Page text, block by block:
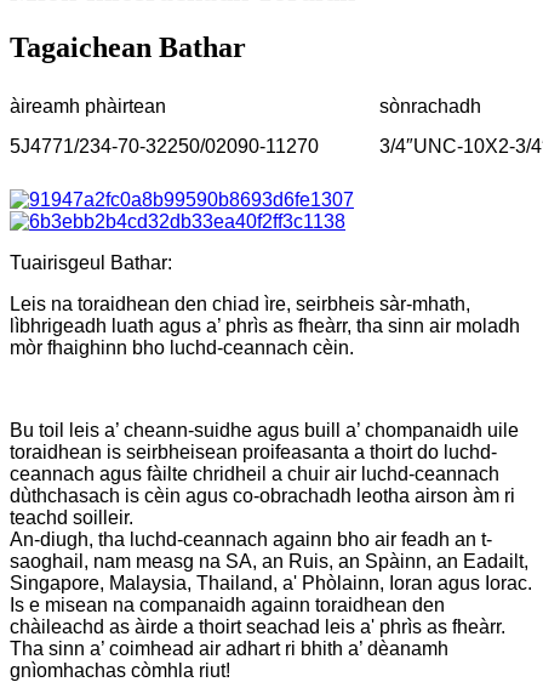
Tagaichean Bathar
àireamh phàirtean
sònrachadh
5J4771/234-70-32250/02090-11270
3/4″UNC-10X2-3/
Tuairisgeul Bathar:
Leis na toraidhean den chiad ìre, seirbheis sàr-mhath,
lìbhrigeadh luath agus a’ phrìs as fheàrr, tha sinn air moladh
mòr fhaighinn bho luchd-ceannach cèin.
Bu toil leis a’ cheann-suidhe agus buill a’ chompanaidh uile
toraidhean is seirbheisean proifeasanta a thoirt do luchd-
ceannach agus fàilte chridheil a chuir air luchd-ceannach
dùthchasach is cèin agus co-obrachadh leotha airson àm ri
teachd soilleir.
An-diugh, tha luchd-ceannach againn bho air feadh an t-
saoghail, nam measg na SA, an Ruis, an Spàinn, an Eadailt,
Singapore, Malaysia, Thailand, a' Phòlainn, Ioran agus Iorac.
Is e misean na companaidh againn toraidhean den
chàileachd as àirde a thoirt seachad leis a' phrìs as fheàrr.
Tha sinn a’ coimhead air adhart ri bhith a’ dèanamh
gnìomhachas còmhla riut!